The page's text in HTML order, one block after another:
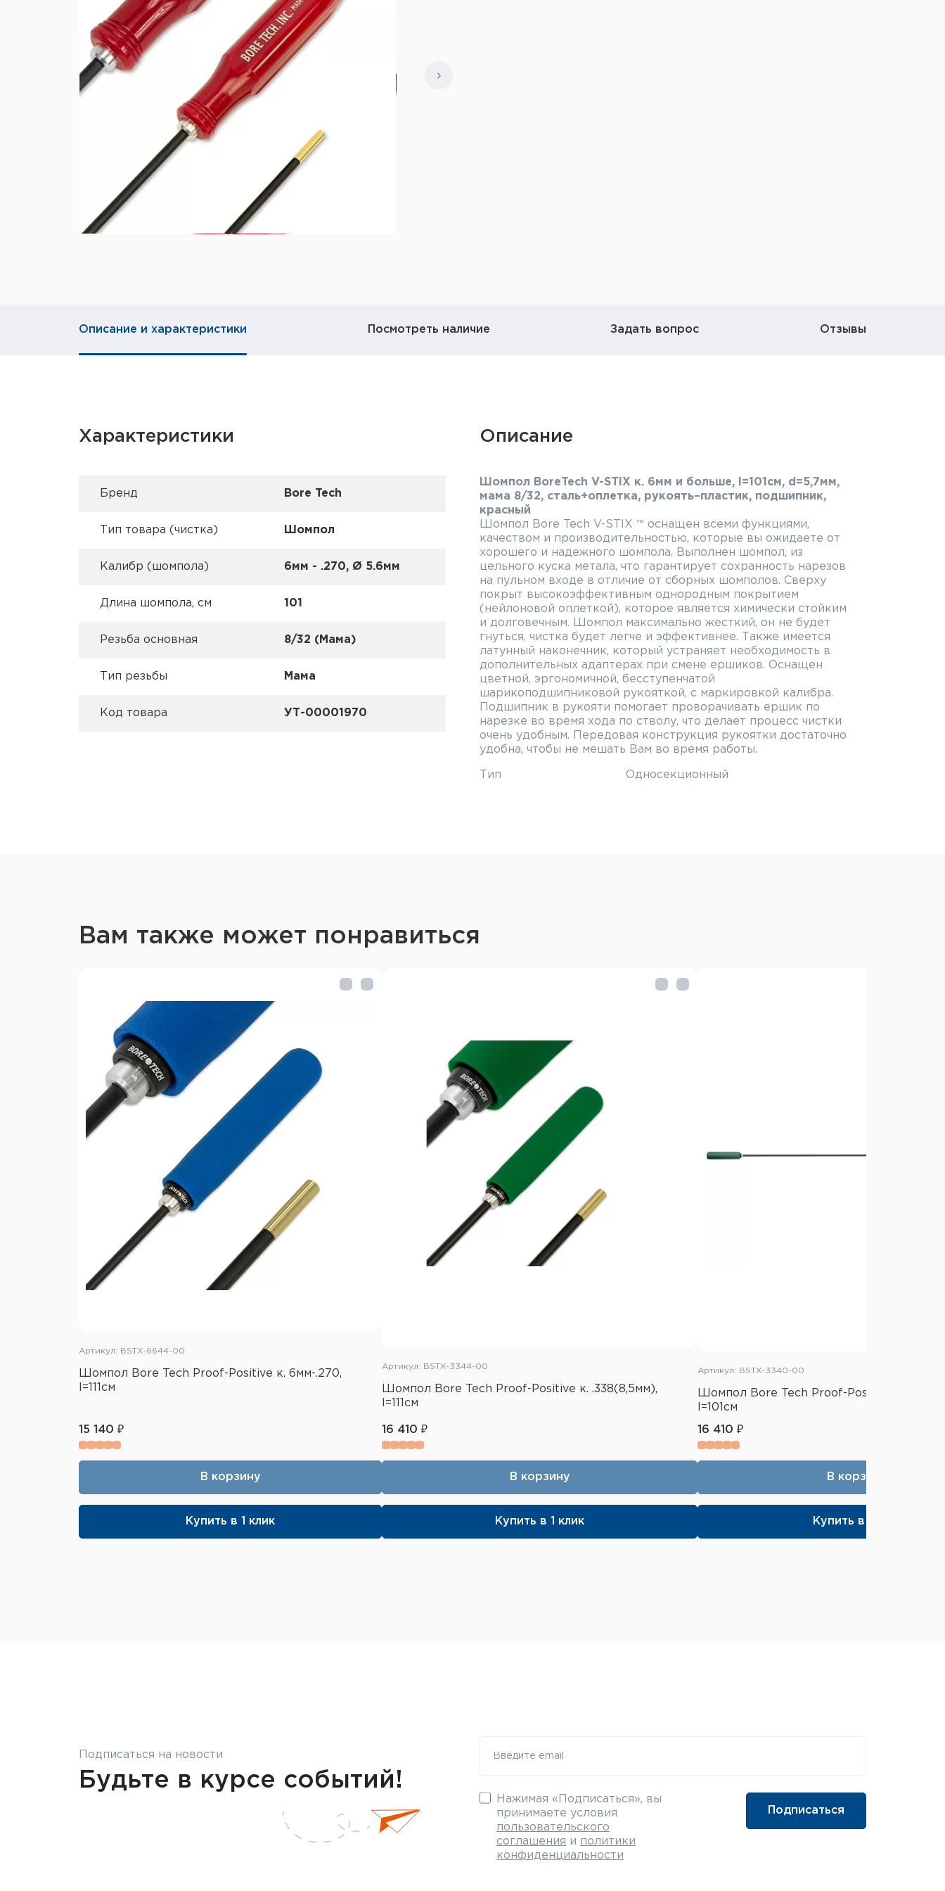
Описание и характеристики Посмотреть наличие Задать вопрос Отзывы
Характеристики
Брeнд Bore Tech
Тип товара (чистка) Шомпол
Калибр (шомпола) 6мм - .270, Ø 5.6мм
Длина шомпола, см 101
Резьба основная 8/32 (Мама)
Тип резьбы Мама
Код товара УТ-00001970
Описание
Шомпол BoreTech V-STIX к. 6мм и больше, l=101см, d=5,7мм,
мама 8/32, сталь+оплетка, рукоять–пластик, подшипник,
красный
Шомпол Bore Tech V-STIX ™ оснащен всеми функциями,
качеством и производительностью, которые вы ожидаете от
хорошего и надежного шомпола. Выполнен шомпол, из
цельного куска метала, что гарантирует сохранность нарезов
на пульном входе в отличие от сборных шомполов. Сверху
покрыт высокоэффективным однородным покрытием
(нейлоновой оплеткой), которое является химически стойким
и долговечным. Шомпол максимально жесткий, он не будет
гнуться, чистка будет легче и эффективнее. Также имеется
латунный наконечник, который устраняет необходимость в
дополнительных адаптерах при смене ершиков. Оснащен
цветной, эргономичной, бесступенчатой
шарикоподшипниковой рукояткой, с маркировкой калибра.
Подшипник в рукояти помогает проворачивать ершик по
нарезке во время хода по стволу, что делает процесс чистки
очень удобным. Передовая конструкция рукоятки достаточно
удобна, чтобы не мешать Вам во время работы.
Тип Односекционный
Красный
Вам также может понравиться
Артикул: BSTX-6644-00
Шомпол Bore Tech Proof-Positive к. 6мм-.270,
l=111см
15 140 ₽
В корзину
Купить в 1 клик
Артикул: BSTX-3344-00
Шомпол Bore Tech Proof-Positive к. .338(8,5мм),
l=111см
16 410 ₽
В корзину
Купить в 1 клик
Артикул: BSTX-3340-00
Шомпол Bore Tech Proof-Positive к.
l=101см
16 410 ₽
В корзину
Купить в 1 клик
Подписаться на новости
Будьте в курсе событий!
Нажимая «Подписаться», вы
принимаете условия
пользовательского
соглашения и политики
конфиденциальности